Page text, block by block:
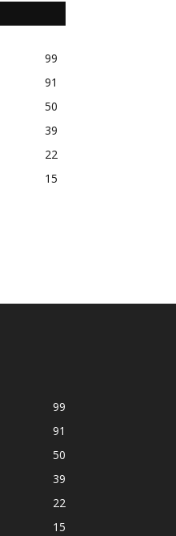
99
91
50
39
22
15
99
91
50
39
22
15